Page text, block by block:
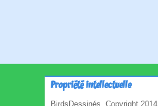
Propriété intellectuelle
BirdsDessinés, Copyright 2014